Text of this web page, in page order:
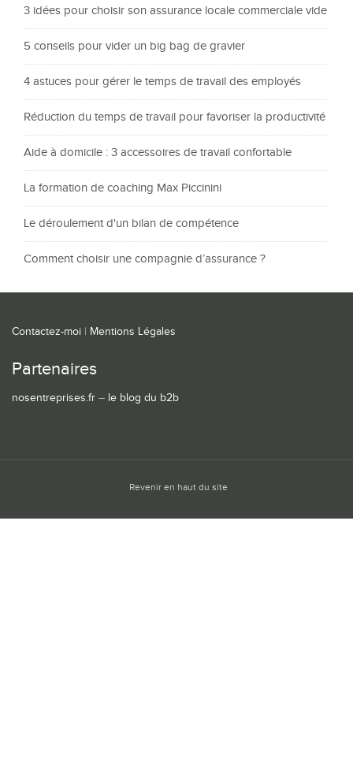
3 idées pour choisir son assurance locale commerciale vide
5 conseils pour vider un big bag de gravier
4 astuces pour gérer le temps de travail des employés
Réduction du temps de travail pour favoriser la productivité
Aide à domicile : 3 accessoires de travail confortable
La formation de coaching Max Piccinini
Le déroulement d'un bilan de compétence
Comment choisir une compagnie d’assurance ?
Contactez-moi | Mentions Légales
Partenaires
nosentreprises.fr – le blog du b2b
Revenir en haut du site